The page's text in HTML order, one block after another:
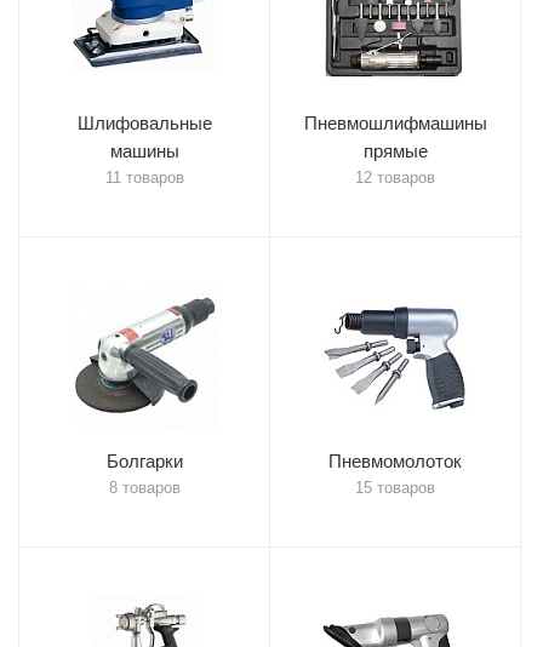
Шлифовальные
машины
11 товаров
Пневмошлифмашины
прямые
12 товаров
Болгарки
8 товаров
Пневмомолоток
15 товаров